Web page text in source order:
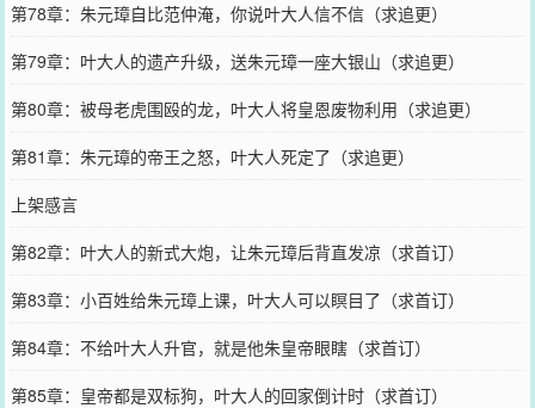
第78章：朱元璋自比范仲淹，你说叶大人信不信（求追更）
第79章：叶大人的遗产升级，送朱元璋一座大银山（求追更）
第80章：被母老虎围殴的龙，叶大人将皇恩废物利用（求追更）
第81章：朱元璋的帝王之怒，叶大人死定了（求追更）
上架感言
第82章：叶大人的新式大炮，让朱元璋后背直发凉（求首订）
第83章：小百姓给朱元璋上课，叶大人可以瞑目了（求首订）
第84章：不给叶大人升官，就是他朱皇帝眼瞎（求首订）
第85章：皇帝都是双标狗，叶大人的回家倒计时（求首订）